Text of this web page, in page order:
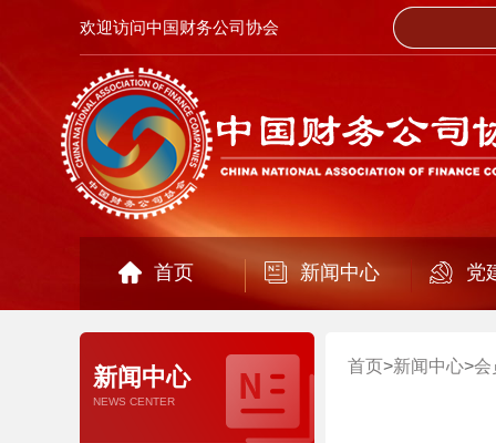
欢迎访问中国财务公司协会
首页 新闻中心 党
新闻中心
NEWS CENTER
首页>新闻中心>会